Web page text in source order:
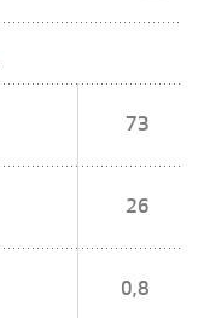
73
26
0,8